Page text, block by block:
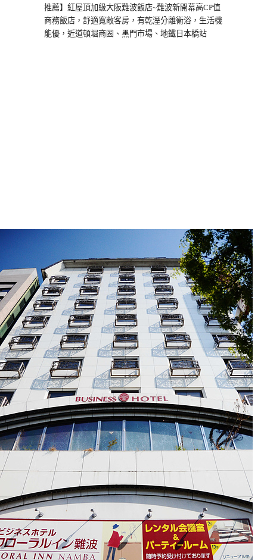
推薦】紅屋頂加級大阪難波飯店~難波新開幕高CP值
商務飯店，舒適寬敞客房，有乾溼分離衛浴，生活機
能優，近道頓堀商圈、黑門市場、地鐵日本橋站